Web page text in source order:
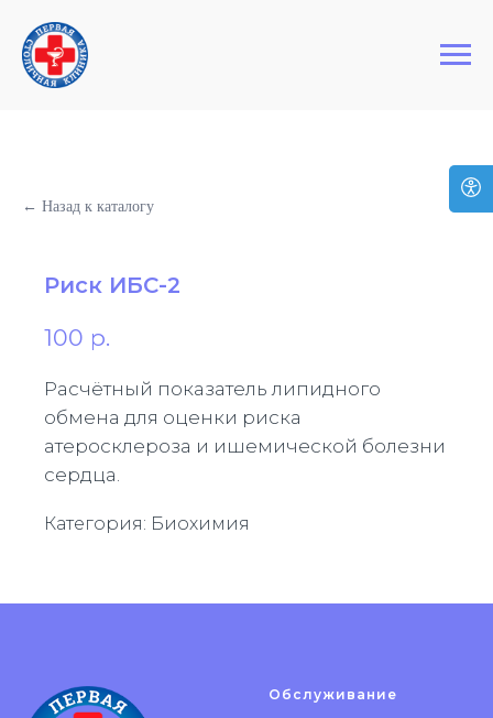
Первая Столичная Клиника
← Назад к каталогу
Риск ИБС-2
100 р.
Расчётный показатель липидного
обмена для оценки риска
атеросклероза и ишемической болезни
сердца.
Категория: Биохимия
Обслуживание